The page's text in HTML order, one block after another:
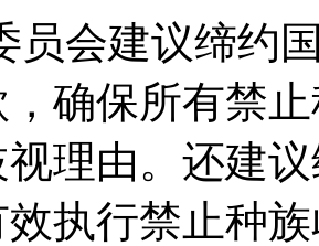
员会建议缔约
，确保所有禁
理由。还建
执行禁止种